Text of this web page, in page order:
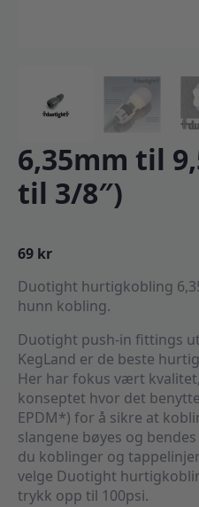
6,35mm til
til 3/8″)
69 kr
Duotight hurtigkobling
hunn kobling.
Duotight push-in fittings
KegLand er de beste
Her har fokus vært
konseptet hvor det
EPDM*) for å sikre at
slangene bøyes og
du koblinger og
velge Duotight
trykk opp til 100psi.